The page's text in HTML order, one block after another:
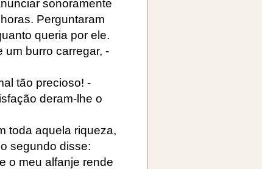
sonoramente
Perguntaram
queria por ele.
um burro carregar, -
tão precioso! -
deram-lhe o
toda aquela riqueza,
segundo disse:
o meu alfanje rende